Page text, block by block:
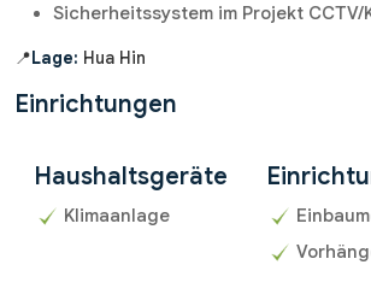
Sicherheitssystem im Projekt CCTV/
📍Lage: Hua Hin
Einrichtungen
Haushaltsgeräte
Klimaanlage